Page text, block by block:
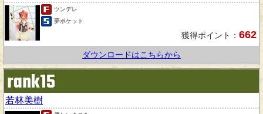
ツンデレ
夢ポケット
獲得ポイント： 662
ダウンロードはこちらから
rank15
若林美樹